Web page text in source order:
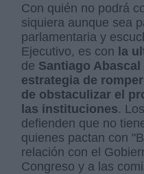
Con quién no podrá
siquiera aunque sea
parlamentaria y
Ejecutivo, es con la
de Santiago
estrategia de
de obstaculizar el
las instituciones.
defienden que no
quienes pactan con
relación con el
Congreso y a las